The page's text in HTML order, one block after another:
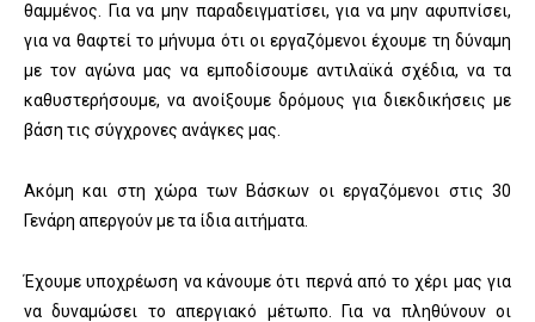
θαμμένος. Για να μην παραδειγματίσει, για να μην αφυπνίσει,
για να θαφτεί το μήνυμα ότι οι εργαζόμενοι έχουμε τη δύναμη
με τον αγώνα μας να εμποδίσουμε αντιλαϊκά σχέδια, να τα
καθυστερήσουμε, να ανοίξουμε δρόμους για διεκδικήσεις με
βάση τις σύγχρονες ανάγκες μας.
Ακόμη και στη χώρα των Βάσκων οι εργαζόμενοι στις 30
Γενάρη απεργούν με τα ίδια αιτήματα.
Έχουμε υποχρέωση να κάνουμε ότι περνά από το χέρι μας για
να δυναμώσει το απεργιακό μέτωπο. Για να πληθύνουν οι